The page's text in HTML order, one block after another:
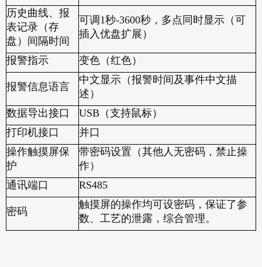
历史曲线、报
表记录（存
盘）间隔时间
可调 1秒-3600秒，多点同时显示（可
插入优盘扩展）
报警指示 变色（红色）
报警信息语言
中文显示（报警时间及事件中文描
述）
数据导出接口
USB （支持鼠标）
打印机接口
并口
操作触摸屏保
护
带密码设置（其他人无密码，禁止操
作）
通讯端口
RS485
密码
触摸屏的操作均可设密码，保证了参
数、工艺的泄露，综合管理。